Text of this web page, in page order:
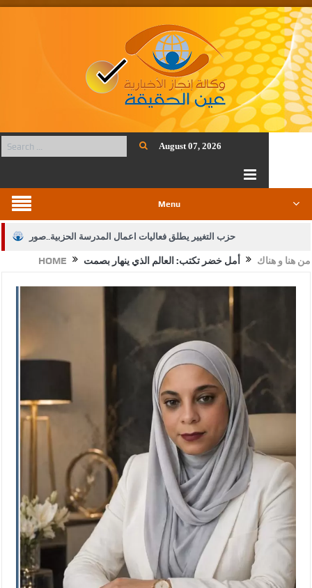
August 07, 2026
Menu
حزب التغيير يطلق فعاليات اعمال المدرسة الحزبية..صور
الجيش يفتح باب التجنيد لحملة البكالوريوس في الحقوق والقانون
بيان اجتماع عمّان:دعم الوصاية الهاشمية التاريخية على المقدسات
الأمن يتلف 16 مليون حبة كبتاجون و1480 كغم مواد مخدرة
النواب يقر مشروع تعديل قانون الملكية العقارية
القاضي يلتقي رؤساء تحرير الصحف اليومية ويؤكد حرص مجلس النواب
على شراكة فاعلة مع الإعلام
دعوة المكلفين بخدمة العلم (الدفعة الثالثة) إلى مراجعة منصة خدمة
العلم
الملك يلتقي مجموعة من رفاق السلاح
الملك يتلقى اتصالا هاتفيا من العاهل البحريني
القاضي محمود أحمد فريحات.. مبارك ومزيدا من التوفيق
HOME من هنا و هناك ‏أمل خضر تكتب: العالم الذي ينهار بصمت